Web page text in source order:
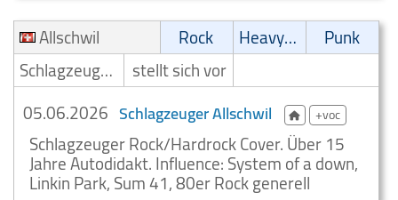
Allschwil
Rock Heavy-Metal
Punk
Schlagzeuger/Drummer
stellt sich vor
05.06.2026 Schlagzeuger Allschwil +voc
Schlagzeuger Rock/Hardrock Cover. Über 15
Jahre Autodidakt. Influence: System of a down,
Linkin Park, Sum 41, 80er Rock generell